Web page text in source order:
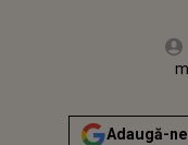
Adaugă-